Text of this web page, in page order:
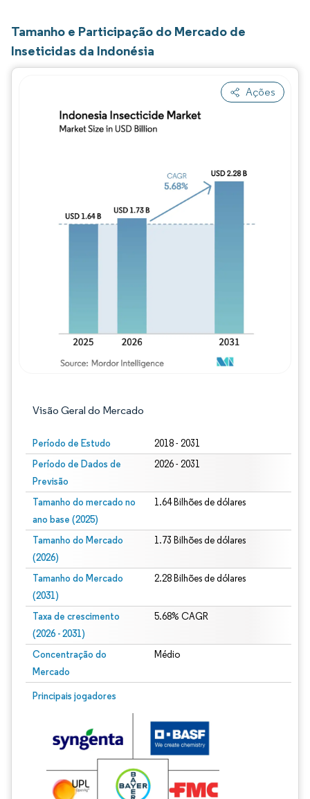
Tamanho e Participação do Mercado de
Inseticidas da Indonésia
Ações
Visão Geral do Mercado
Período de Estudo 2018 - 2031
Período de Dados de
Previsão
2026 - 2031
Tamanho do mercado no
ano base (2025)
1.64 Bilhões de dólares
Tamanho do Mercado
(2026)
1.73 Bilhões de dólares
Tamanho do Mercado
(2031)
2.28 Bilhões de dólares
Taxa de crescimento
(2026 - 2031)
5.68% CAGR
Concentração do
Mercado
Médio
Principais jogadores
Imagem © Mordor Intelligence. O reuso requer atribuição conforme CC BY 4.0.